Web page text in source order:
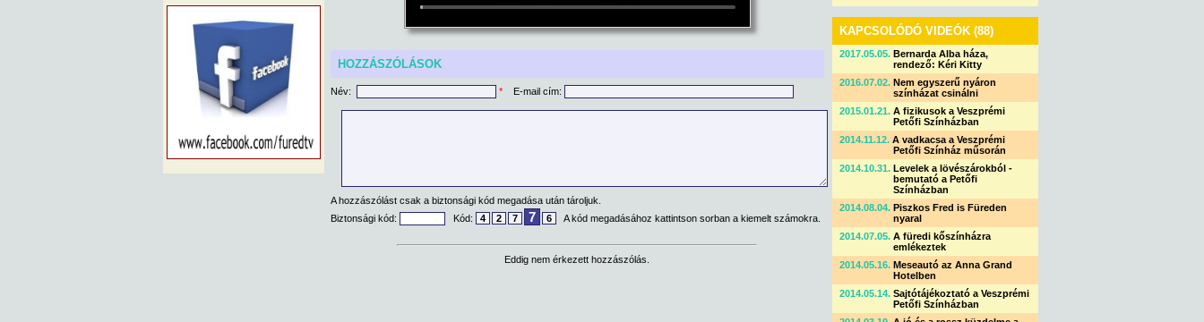
HOZZÁSZÓLÁSOK
Név: * E-mail cím:
A hozzászólást csak a biztonsági kód megadása után tároljuk.
Biztonsági kód:
Kód: 4 2 7 7 6 A kód megadásához kattintson sorban a kiemelt számokra.
Eddig nem érkezett hozzászólás.
KAPCSOLÓDÓ VIDEÓK (88)
2017.05.05. Bernarda Alba háza,
rendező: Kéri Kitty
2016.07.02. Nem egyszerű nyáron
színházat csinálni
2015.01.21. A fizikusok a Veszprémi
Petőfi Színházban
2014.11.12. A vadkacsa a Veszprémi
Petőfi Színház műsorán
2014.10.31. Levelek a lövészárokból -
bemutató a Petőfi
Színházban
2014.08.04. Piszkos Fred is Füreden
nyaral
2014.07.05. A füredi kőszínházra
emlékeztek
2014.05.16. Meseautó az Anna Grand
Hotelben
2014.05.14. Sajtótájékoztató a Veszprémi
Petőfi Színházban